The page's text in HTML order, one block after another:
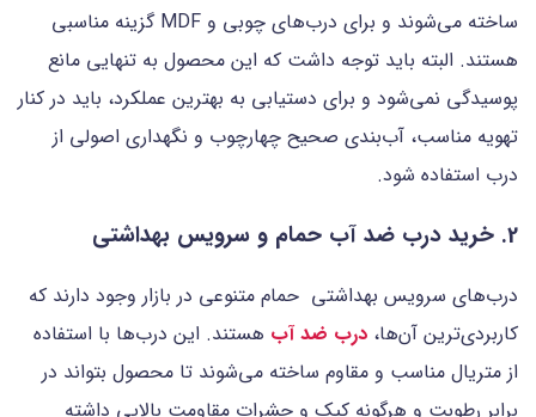
ساخته می‌شوند و برای درب‌های چوبی و MDF گزینه مناسبی
هستند. البته باید توجه داشت که این محصول به تنهایی مانع
پوسیدگی نمی‌شود و برای دستیابی به بهترین عملکرد، باید در کنار
تهویه مناسب، آب‌بندی صحیح چهارچوب و نگهداری اصولی از
درب استفاده شود.
2. خرید درب ضد آب حمام و سرویس بهداشتی
درب‌های سرویس بهداشتی حمام متنوعی در بازار وجود دارند که
کاربردی‌ترین آن‌ها، درب‌ ضد آب هستند. این درب‌ها با استفاده
از متریال مناسب و مقاوم ساخته می‌شوند تا محصول بتواند در
برابر رطوبت و هرگونه کپک و حشرات مقاومت بالایی داشته